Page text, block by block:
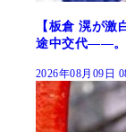
【板倉 滉が
途中交代――。
2026年08月09日